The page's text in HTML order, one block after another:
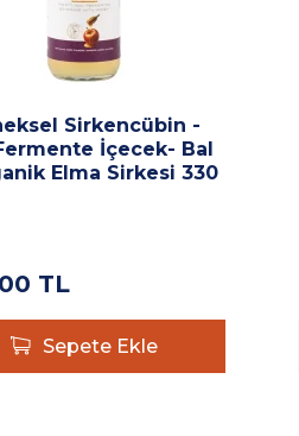
Sirkencübin -
İçecek- Bal
Elma Sirkesi 330
TL
Sepete Ekle